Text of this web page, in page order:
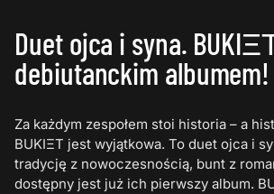
Duet ojca i syna.
debiutanckim albumem!
Za każdym zespołem stoi historia – a
BUKIΞΤ jest wyjątkowa. To duet ojca i
tradycję z nowoczesnością, bunt z
dostępny jest już ich pierwszy album.